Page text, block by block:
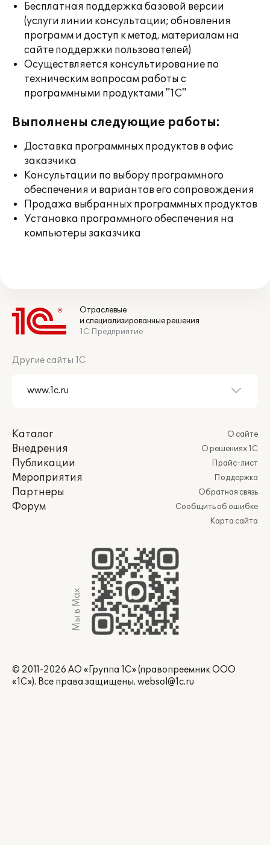
Бесплатная поддержка базовой версии
(услуги линии консультации; обновления
программ и доступ к метод. материалам на
сайте поддержки пользователей)
Осуществляется консультирование по
техническим вопросам работы с
программными продуктами "1С"
Выполнены следующие работы:
Доставка программных продуктов в офис
заказчика
Консультации по выбору программного
обеспечения и вариантов его сопровождения
Продажа выбранных программных продуктов
Установка программного обеспечения на
компьютеры заказчика
Отраслевые
и специализированные решения
1С:Предприятие
Другие сайты 1С
Каталог
Внедрения
Публикации
Мероприятия
Партнеры
Форум
О сайте
О решениях 1С
Прайс-лист
Поддержка
Обратная связь
Сообщить об ошибке
Карта сайта
Мы в Max
© 2011-2026 АО «Группа 1С» (правопреемник ООО
«1С»). Все права защищены. websol@1c.ru